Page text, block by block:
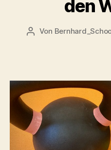
den
Beitragsautor
Von